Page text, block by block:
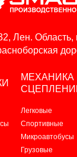
Лен. Область,
МЕХАНИКА
Легковые
Спортивные
Микроавтобусы
Грузовые